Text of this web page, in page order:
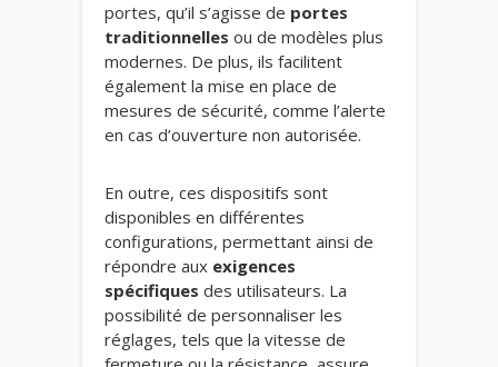
portes, qu’il s’agisse de portes
traditionnelles ou de modèles plus
modernes. De plus, ils facilitent
également la mise en place de
mesures de sécurité, comme l’alerte
en cas d’ouverture non autorisée.
En outre, ces dispositifs sont
disponibles en différentes
configurations, permettant ainsi de
répondre aux exigences
spécifiques des utilisateurs. La
possibilité de personnaliser les
réglages, tels que la vitesse de